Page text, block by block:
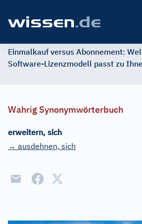
Einmalkauf versus Abonnement:
Software-Lizenzmodell passt zu
Wahrig Synonymwörterbuch
erweitern, sich
→ ausdehnen, sich